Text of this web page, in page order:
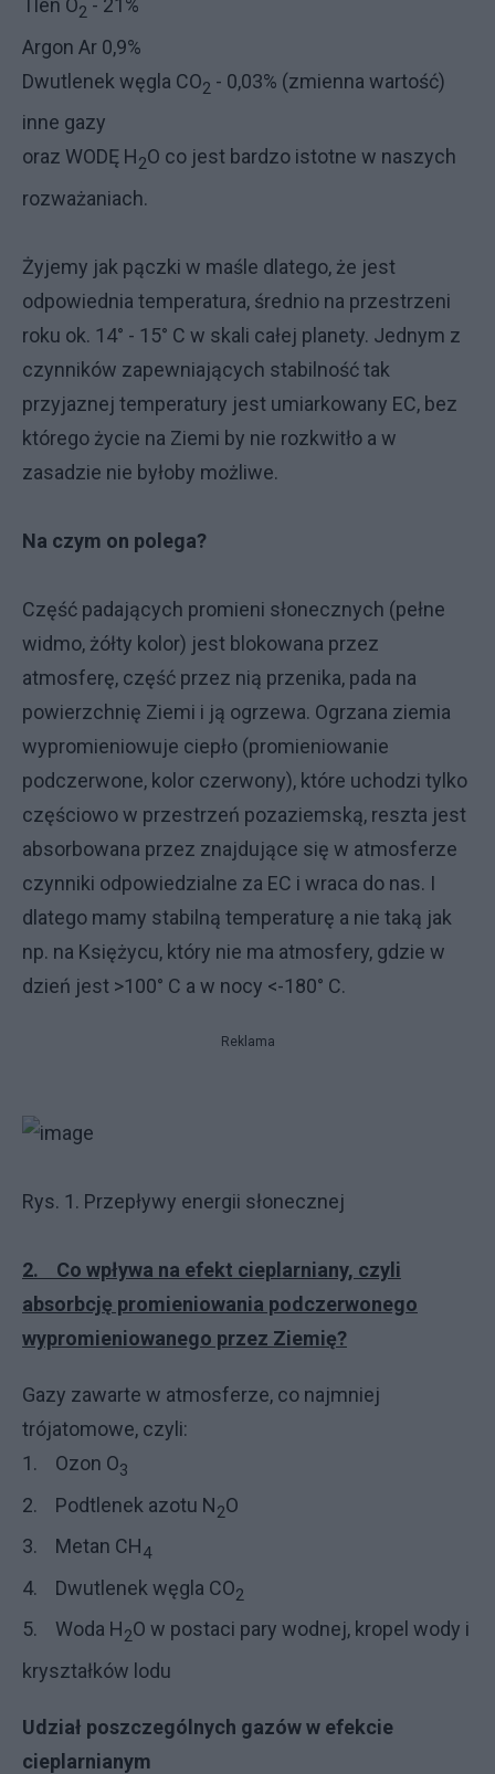
Tlen O2 - 21%
Argon Ar 0,9%
Dwutlenek węgla CO2 - 0,03% (zmienna wartość)
inne gazy
oraz WODĘ H2O co jest bardzo istotne w naszych
rozważaniach.
Żyjemy jak pączki w maśle dlatego, że jest
odpowiednia temperatura, średnio na przestrzeni
roku ok. 14° - 15° C w skali całej planety. Jednym z
czynników zapewniających stabilność tak
przyjaznej temperatury jest umiarkowany EC, bez
którego życie na Ziemi by nie rozkwitło a w
zasadzie nie byłoby możliwe.
Na czym on polega?
Część padających promieni słonecznych (pełne
widmo, żółty kolor) jest blokowana przez
atmosferę, część przez nią przenika, pada na
powierzchnię Ziemi i ją ogrzewa. Ogrzana ziemia
wypromieniowuje ciepło (promieniowanie
podczerwone, kolor czerwony), które uchodzi tylko
częściowo w przestrzeń pozaziemską, reszta jest
absorbowana przez znajdujące się w atmosferze
czynniki odpowiedzialne za EC i wraca do nas. I
dlatego mamy stabilną temperaturę a nie taką jak
np. na Księżycu, który nie ma atmosfery, gdzie w
dzień jest >100° C a w nocy <-180° C.
Reklama
Rys. 1. Przepływy energii słonecznej
2. Co wpływa na efekt cieplarniany, czyli
absorbcję promieniowania podczerwonego
wypromieniowanego przez Ziemię?
Gazy zawarte w atmosferze, co najmniej
trójatomowe, czyli:
1. Ozon O3
2. Podtlenek azotu N2O
3. Metan CH4
4. Dwutlenek węgla CO2
5. Woda H2O w postaci pary wodnej, kropel wody i
kryształków lodu
Udział poszczególnych gazów w efekcie
cieplarnianym